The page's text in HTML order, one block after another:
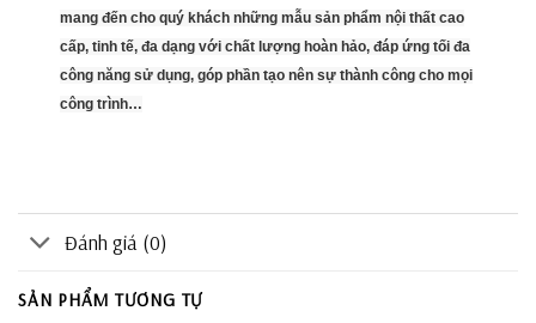
mang đến cho quý khách những mẫu sản phẩm nội thất cao
cấp, tinh tế, đa dạng với chất lượng hoàn hảo, đáp ứng tối đa
công năng sử dụng, góp phần tạo nên sự thành công cho mọi
công trình…
Đánh giá (0)
SẢN PHẨM TƯƠNG TỰ